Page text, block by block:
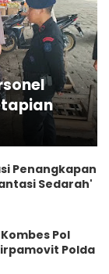
Penangkapan
Sedarah'
Pol
Polda